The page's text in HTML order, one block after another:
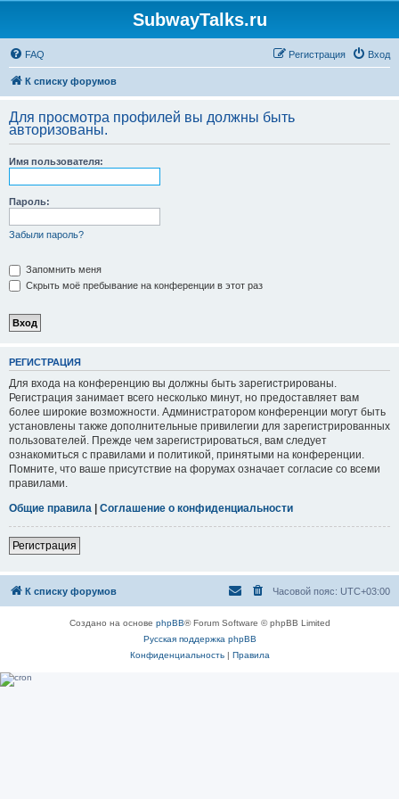
SubwayTalks.ru
FAQ Вход
Регистрация
К списку форумов
Для просмотра профилей вы должны быть
авторизованы.
Имя пользователя:
Пароль:
Забыли пароль?
Запомнить меня
Скрыть моё пребывание на конференции в этот раз
РЕГИСТРАЦИЯ
Для входа на конференцию вы должны быть зарегистрированы.
Регистрация занимает всего несколько минут, но предоставляет вам
более широкие возможности. Администратором конференции могут быть
установлены также дополнительные привилегии для зарегистрированных
пользователей. Прежде чем зарегистрироваться, вам следует
ознакомиться с правилами и политикой, принятыми на конференции.
Помните, что ваше присутствие на форумах означает согласие со всеми
правилами.
Общие правила | Соглашение о конфиденциальности
Регистрация
К списку форумов Часовой пояс: UTC+03:00
Создано на основе phpBB® Forum Software © phpBB Limited
Русская поддержка phpBB
Конфиденциальность| Правила